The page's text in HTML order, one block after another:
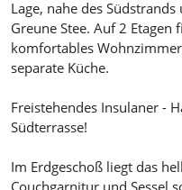
Lage, nahe des
Greune Stee. Auf 2 Etagen
komfortables
separate Küche.
Freistehendes Insulaner -
Südterrasse!
Im Erdgeschoß liegt das
Couchgarnitur und Sessel